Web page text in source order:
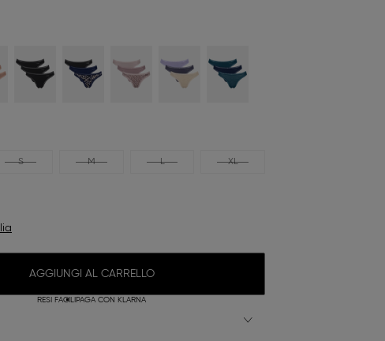
S M L XL
AGGIUNGI AL CARRELLO
RESI FACILI PAGA CON KLARNA